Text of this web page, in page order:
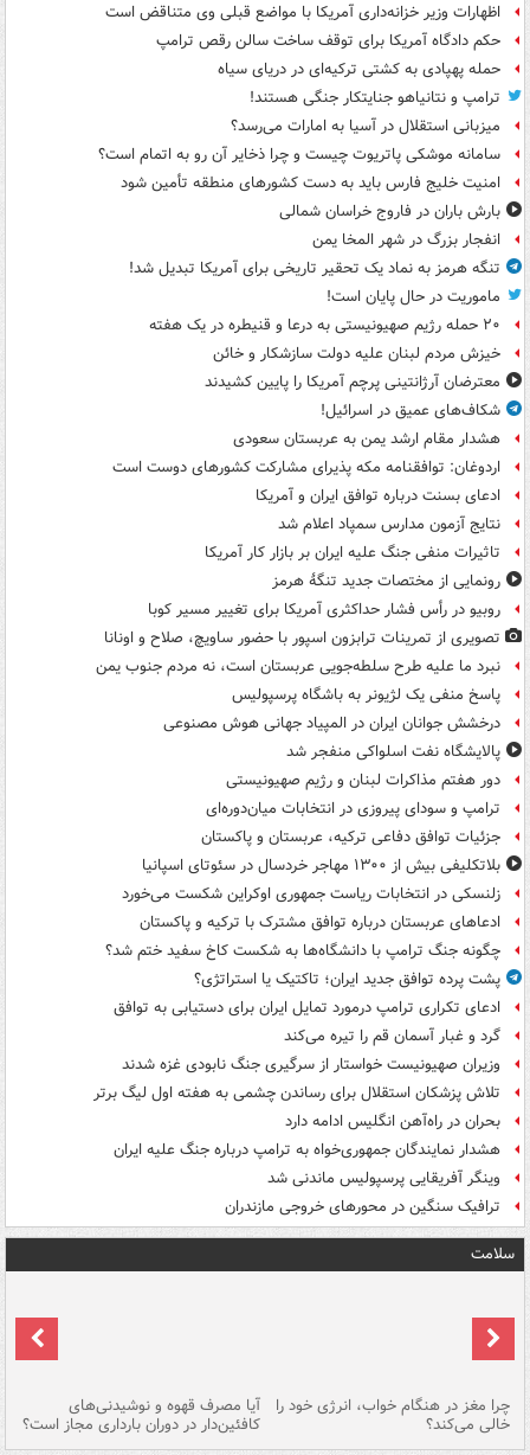
اظهارات وزیر خزانه‌داری آمریکا با مواضع قبلی وی متناقض است
حکم دادگاه آمریکا برای توقف ساخت سالن رقص ترامپ
حمله پهپادی به کشتی ترکیه‌ای در دریای سیاه
ترامپ و نتانیاهو جنایتکار جنگی هستند!
میزبانی استقلال در آسیا به امارات می‌رسد؟
سامانه موشکی پاتریوت چیست و چرا ذخایر آن رو به اتمام است؟
امنیت خلیج فارس باید به دست کشورهای منطقه تأمین شود
بارش باران در فاروج خراسان شمالی
انفجار بزرگ در شهر المخا یمن
تنگه هرمز به نماد یک تحقیر تاریخی برای آمریکا تبدیل شد!
ماموریت در حال پایان است!
۲۰ حمله رژیم صهیونیستی به درعا و قنیطره در یک هفته
خیزش مردم لبنان علیه دولت سازشکار و خائن
معترضان آرژانتینی پرچم آمریکا را پایین کشیدند
شکاف‌های عمیق در اسرائیل!
هشدار مقام ارشد یمن به عربستان سعودی
اردوغان: توافقنامه مکه پذیرای مشارکت کشورهای دوست است
ادعای بسنت درباره توافق ایران و آمریکا
نتایج آزمون مدارس سمپاد اعلام شد
تاثیرات منفی جنگ علیه ایران بر بازار کار آمریکا
رونمایی از مختصات جدید تنگۀ هرمز
روبیو در رأس فشار حداکثری آمریکا برای تغییر مسیر کوبا
تصویری از تمرینات ترابزون اسپور با حضور ساویچ، صلاح و اونانا
نبرد ما علیه طرح سلطه‌جویی عربستان است، نه مردم جنوب یمن
پاسخ منفی یک لژیونر به باشگاه پرسپولیس
درخشش جوانان ایران در المپیاد جهانی هوش مصنوعی
پالایشگاه نفت اسلواکی منفجر شد
دور هفتم مذاکرات لبنان و رژیم صهیونیستی
ترامپ و سودای پیروزی در انتخابات میان‌دوره‌ای
جزئیات توافق دفاعی ترکیه، عربستان و پاکستان
بلاتکلیفی بیش از ۱۳۰۰ مهاجر خردسال در سئوتای اسپانیا
زلنسکی در انتخابات ریاست جمهوری اوکراین شکست می‌خورد
ادعاهای عربستان درباره توافق مشترک با ترکیه و پاکستان
چگونه جنگ ترامپ با دانشگاه‌ها به شکست کاخ سفید ختم شد؟
پشت پرده توافق جدید ایران؛ تاکتیک یا استراتژی؟
ادعای تکراری ترامپ درمورد تمایل ایران برای دستیابی به توافق
گرد و غبار آسمان قم را تیره می‌کند
وزیران صهیونیست خواستار از سرگیری جنگ نابودی غزه شدند
تلاش پزشکان استقلال برای رساندن چشمی به هفته اول لیگ برتر
بحران در راه‌آهن انگلیس ادامه دارد
هشدار نمایندگان جمهوری‌خواه به ترامپ درباره جنگ علیه ایران
وینگر آفریقایی پرسپولیس ماندنی شد
ترافیک سنگین در محورهای خروجی مازندران
سلامت
چرا مغز در هنگام خواب، انرژی خود را
خالی می‌کند؟
آیا مصرف قهوه و نوشیدنی‌های
کافئین‌دار در دوران بارداری مجاز است؟